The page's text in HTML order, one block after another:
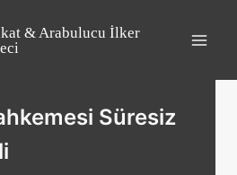
& Arabulucu İlker
Süresiz